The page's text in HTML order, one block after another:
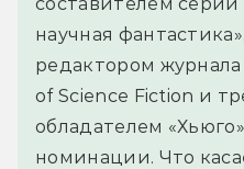
научная
редактором
of Science Fiction и
обладателем
номинации. Что